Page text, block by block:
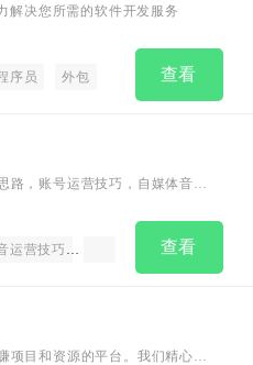
解决您所需的软件开发服务
序员 外包 查看
，账号运营技巧，自媒体音视
，助力行业新人快速入门，开
运营技巧 自媒体学习 自媒体入门
查看
目和资源的平台。我们精心挑